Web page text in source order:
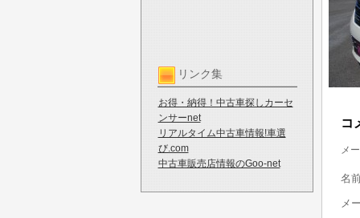
リンク集
お得・納得！中古車探しカーセ
ンサーnet
リアルタイム中古車情報!車選
び.com
中古車販売店情報のGoo-net
コ
メ
名
メ